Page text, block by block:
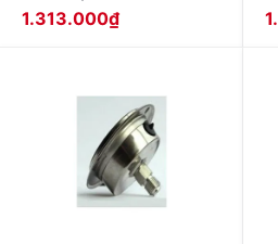
1,2inch Ý
1.313.000₫